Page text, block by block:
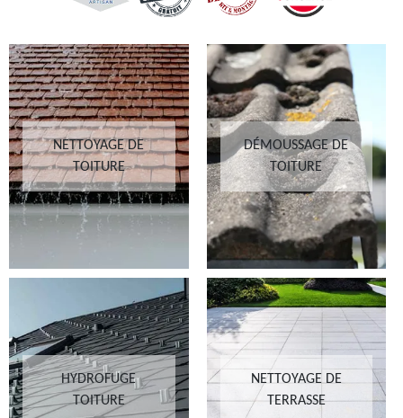
NETTOYAGE DE
TOITURE
DÉMOUSSAGE DE
TOITURE
HYDROFUGE
TOITURE
NETTOYAGE DE
TERRASSE